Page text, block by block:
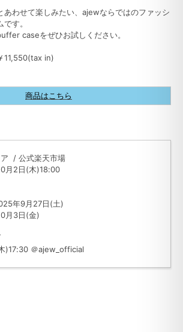
あわせて楽しみたい、ajewならではのファッシ
す。
caseをぜひお試しください。
11,550(tax in)
商品はこちら
/ 公式楽天市場
月2日(木)18:00
年9月27日(土)
月3日(金)
)17:30 ＠ajew_official